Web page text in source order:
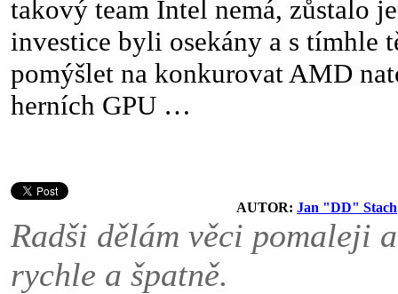
takový team Intel nemá, zůstalo
investice byli osekány a s tímhle
pomýšlet na konkurovat AMD
herních GPU …
AUTOR: Jan "DD" Stach
Radši dělám věci pomaleji
rychle a špatně.